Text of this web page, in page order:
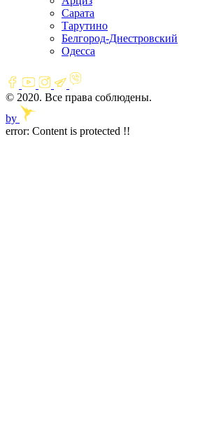
Сарата
Тарутино
Белгород-Днестровский
Одесса
© 2020. Все права соблюдены.
by
error: Content is protected !!